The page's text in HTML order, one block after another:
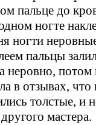
пальце до
ногте
ногти
пальцы
неровно, потом
в отзывах,
толстые, и
мастера.